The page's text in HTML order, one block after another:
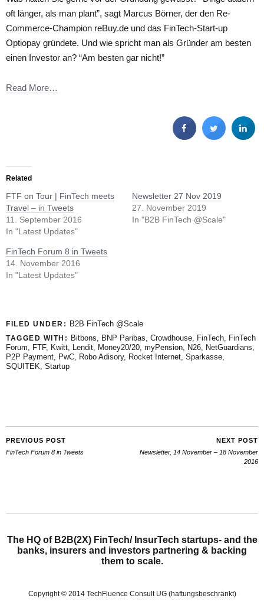
oft länger, als man plant”, sagt Marcus Börner, der den Re-
Commerce-Champion reBuy.de und das FinTech-Start-up
Optiopay gründete. Und wie spricht man als Gründer am besten
einen Investor an? “Am besten gar nicht!”
Read More…
Related
FTF on Tour | FinTech meets
Travel – in Tweets
11. September 2016
In "Latest Updates"
Newsletter 27 Nov 2019
27. November 2019
In "B2B FinTech @Scale"
FinTech Forum 8 in Tweets
14. November 2016
In "Latest Updates"
FILED UNDER: B2B FinTech @Scale
TAGGED WITH: Bitbons BNP Paribas Crowdhouse, FinTech,
FinTech
Forum
FTF, Kwitt Lendit Money20/20 myPension N26 NetGuardians
P2P Payment
PwC Robo Adisory, Rocket Internet Sparkasse
SQUITEK Startup
PREVIOUS POST
FinTech Forum 8 in Tweets
NEXT POST
Newsletter, 14 November – 18 November
2016
The HQ of B2B(2X) FinTech/ InsurTech startups- and the
banks, insurers and investors partnering & backing
them to scale.
Copyright © 2014 TechFluence Consult UG (haftungsbeschränkt)